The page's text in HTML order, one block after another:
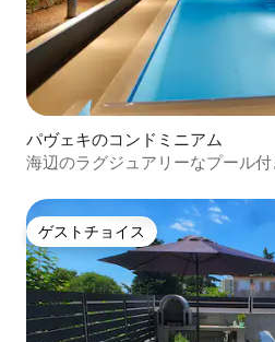
パヴェキのコンドミニアム
海辺のラグジュアリーなプール
ゲストチョイス
ゲストチョイス